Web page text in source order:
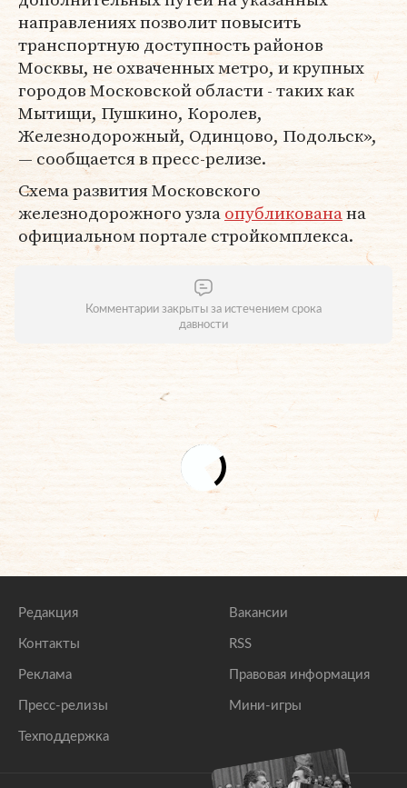
направлениях позволит повысить
транспортную доступность районов
Москвы, не охваченных метро, и крупных
городов Московской области - таких как
Мытищи, Пушкино, Королев,
Железнодорожный, Одинцово, Подольск»,
— сообщается в пресс-релизе.
Схема развития Московского
железнодорожного узлаопубликованана
официальном портале стройкомплекса.
Комментарии закрыты за истечением срока
давности
Редакция
Контакты
Реклама
Пресс-релизы
Техподдержка
Вакансии
RSS
Правовая информация
Мини-игры